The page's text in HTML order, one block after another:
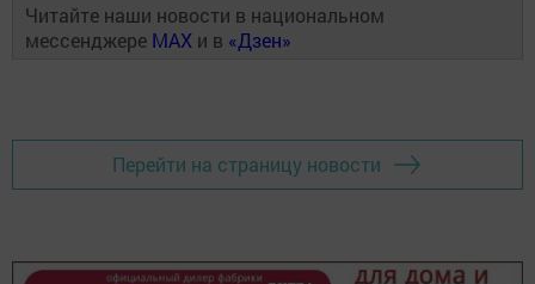
Читайте наши новости в национальном
мессенджере MAX и в «Дзен»
Перейти на страницу новости